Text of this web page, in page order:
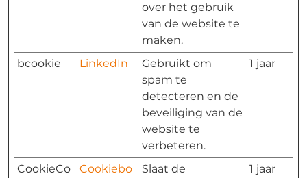
over het gebruik
van de website te
maken.
bcookie LinkedIn
Gebruikt om
spam te
detecteren en de
beveiliging van de
website te
verbeteren.
1 jaar
CookieCo
Cookiebo
Slaat de
1 jaar